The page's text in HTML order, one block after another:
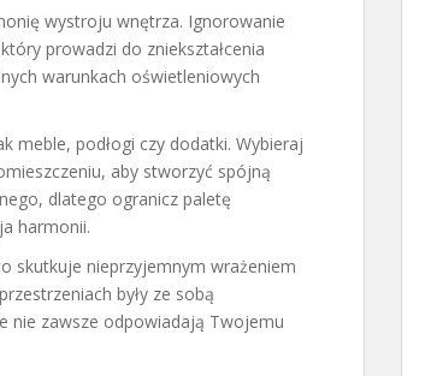
wystroju wnętrza. Ignorowanie
prowadzi do zniekształcenia
warunkach oświetleniowych
meble, podłogi czy dodatki. Wybieraj
aby stworzyć spójną
dlatego ogranicz paletę
harmonii.
skutkuje nieprzyjemnym wrażeniem
były ze sobą
nie zawsze odpowiadają Twojemu